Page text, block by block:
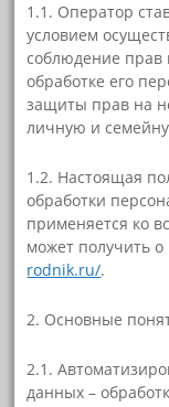
1.1. Оператор
условием
соблюдение прав
обработке его
защиты прав на
личную и
1.2. Настоящая
обработки
применяется ко
может получить о
rodnik.ru/.
2. Основные
2.1.
данных –